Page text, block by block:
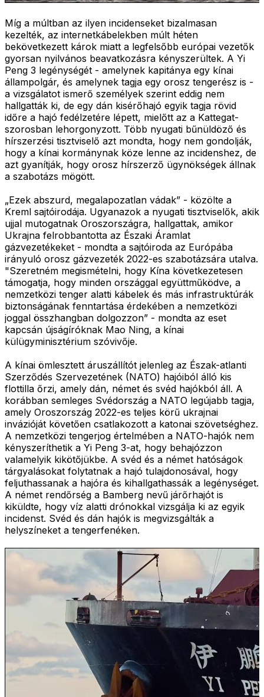
Míg a múltban az ilyen incidenseket bizalmasan
kezelték, az internetkábelekben múlt héten
bekövetkezett károk miatt a legfelsőbb európai vezetők
gyorsan nyilvános beavatkozásra kényszerültek. A Yi
Peng 3 legénységét - amelynek kapitánya egy kínai
állampolgár, és amelynek tagja egy orosz tengerész is -
a vizsgálatot ismerő személyek szerint eddig nem
hallgatták ki, de egy dán kisérőhajó egyik tagja rövid
időre a hajó fedélzetére lépett, mielőtt az a Kattegat-
szorosban lehorgonyzott. Több nyugati bűnüldöző és
hírszerzési tisztviselő azt mondta, hogy nem gondolják,
hogy a kínai kormánynak köze lenne az incidenshez, de
azt gyanítják, hogy orosz hírszerző ügynökségek állnak
a szabotázs mögött.
„Ezek abszurd, megalapozatlan vádak” - közölte a
Kreml sajtóirodája. Ugyanazok a nyugati tisztviselők, akik
ujjal mutogatnak Oroszországra, hallgattak, amikor
Ukrajna felrobbantotta az Északi Áramlat
gázvezetékeket - mondta a sajtóiroda az Európába
irányuló orosz gázvezeték 2022-es szabotázsára utalva.
"Szeretném megismételni, hogy Kína következetesen
támogatja, hogy minden országgal együttműködve, a
nemzetközi tenger alatti kábelek és más infrastruktúrák
biztonságának fenntartása érdekében a nemzetközi
joggal összhangban dolgozzon” - mondta az eset
kapcsán újságíróknak Mao Ning, a kínai
külügyminisztérium szóvivője.
A kínai ömlesztett áruszállítót jelenleg az Észak-atlanti
Szerződés Szervezetének (NATO) hajóiból álló kis
flottilla őrzi, amely dán, német és svéd hajókból áll. A
korábban semleges Svédország a NATO legújabb tagja,
amely Oroszország 2022-es teljes körű ukrajnai
invázióját követően csatlakozott a katonai szövetséghez.
A nemzetközi tengerjog értelmében a NATO-hajók nem
kényszeríthetik a Yi Peng 3-at, hogy behajózzon
valamelyik kikötőjükbe. A svéd és a német hatóságok
tárgyalásokat folytatnak a hajó tulajdonosával, hogy
feljuthassanak a hajóra és kihallgathassák a legénységet.
A német rendőrség a Bamberg nevű járőrhajót is
kiküldte, hogy víz alatti drónokkal vizsgálja ki az egyik
incidenst. Svéd és dán hajók is megvizsgálták a
helyszíneket a tengerfenéken.